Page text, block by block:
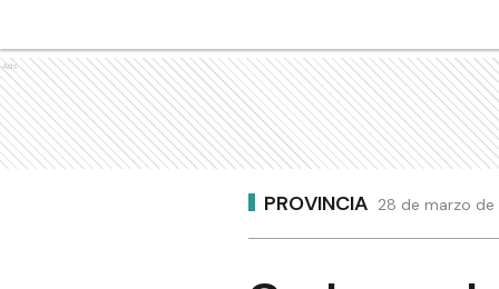
Ads
PROVINCIA 28 de marzo de